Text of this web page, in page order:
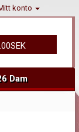
konto
Dam